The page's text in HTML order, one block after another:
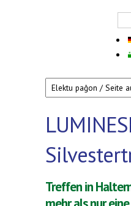
Treffen in